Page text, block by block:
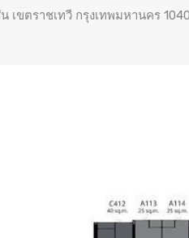
เขตราชเทวี กรุงเทพมหานคร